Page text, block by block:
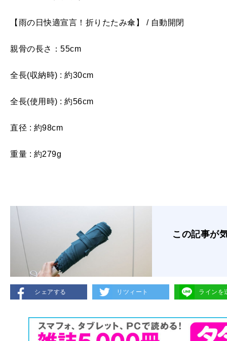
【雨の日快適宣言！折りたたみ傘】 / 自動開閉
親骨の長さ：55cm
全長(収納時) : 約30cm
全長(使用時) : 約56cm
直径 : 約98cm
重量 : 約279g
この記事が
シェアする リツィート ラインを